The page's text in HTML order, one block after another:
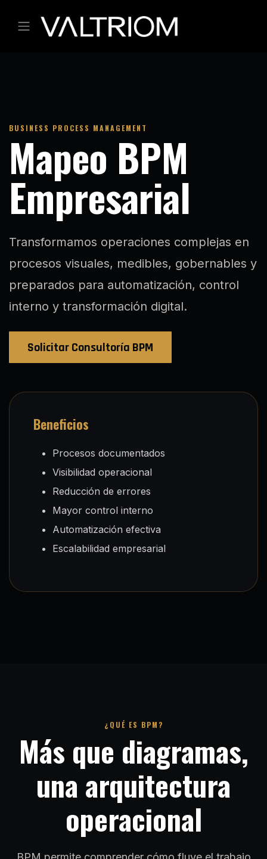
BUSINESS PROCESS MANAGEMENT
Mapeo BPM
Empresarial
Transformamos operaciones complejas en
procesos visuales, medibles, gobernables y
preparados para automatización, control
interno y transformación digital.
Solicitar Consultoría BPM
Beneficios
Procesos documentados
Visibilidad operacional
Reducción de errores
Mayor control interno
Automatización efectiva
Escalabilidad empresarial
¿QUÉ ES BPM?
Más que diagramas,
una arquitectura
operacional